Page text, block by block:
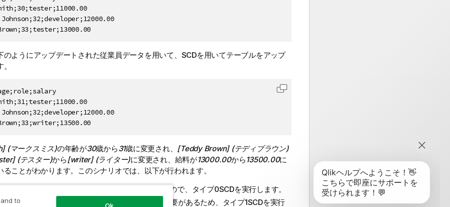
Johnson;32;developer;12000.00
のようにアップデートされた従業員データを用いて、SCDを用いてテーブルをアップ
Johnson;32;developer;12000.00
コードをクリップボードにコピーします
(マークスミス)の年齢が30歳から31歳に変更され、 [Teddy Brown] (テディブラウン)
(テスター)から[writer] (ライター)に変更され、給料が13000.00から13500.00に
ることがわかります。このシナリオでは、以下が行われます。
フィールドのデータ変更を追跡したくないので、タイプ0SCDを実行します。
[age] (年齢) データで既存のデータを上書きする必要があるため、タイプ1SCDを実行
to